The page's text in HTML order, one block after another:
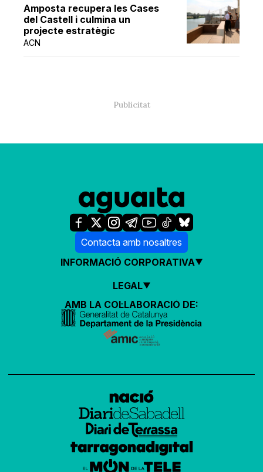
Amposta recupera les Cases
del Castell i culmina un
projecte estratègic
ACN
Contacta amb nosaltres
INFORMACIÓ CORPORATIVA
LEGAL
AMB LA COL·LABORACIÓ DE: